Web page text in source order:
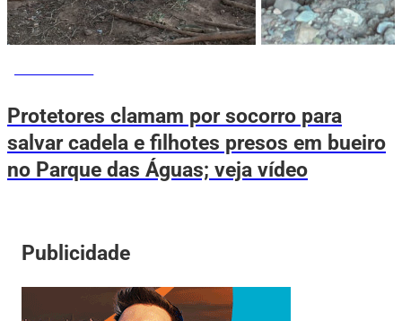
Protetores clamam por socorro para
salvar cadela e filhotes presos em bueiro
no Parque das Águas; veja vídeo
Publicidade